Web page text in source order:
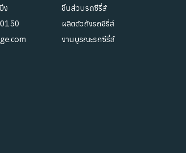
ง
ชิ้นส่วนรถซีรี่ส์
ผลิตตัวถังรถซีรี่ส์
งานบูรณะรถซีรี่ส์